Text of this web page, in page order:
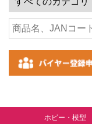
ホビー・模型